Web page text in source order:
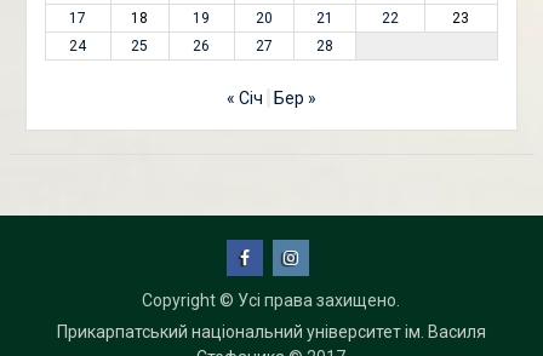
17
18 19 20 21 22
23
24
25 26 27 28
« Січ Бер »
Copyright © Усі права захищено.
Прикарпатський національний університет ім. Василя